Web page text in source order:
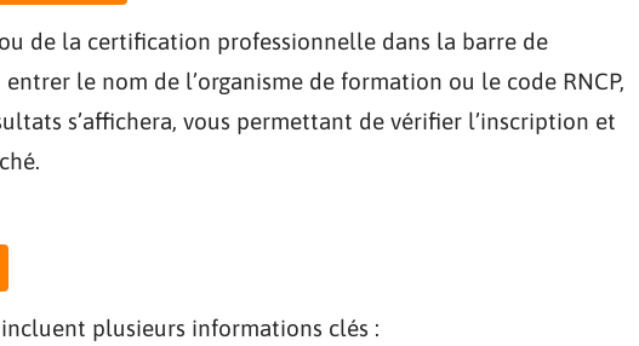
de la certification professionnelle dans la barre de
le nom de l’organisme de formation ou le code RNCP,
s’affichera, vous permettant de vérifier l’inscription et
plusieurs informations clés :